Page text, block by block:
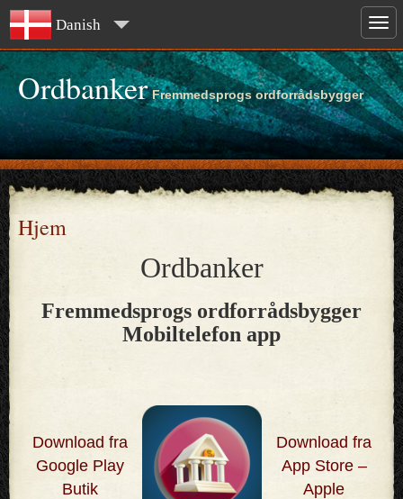
Danish
Ordbanker Fremmedsprogs ordforrådsbygger
Hjem
Ordbanker
Fremmedsprogs ordforrådsbygger
Mobiltelefon app
Download fra
Google Play
Butik
Download fra
App Store –
Apple